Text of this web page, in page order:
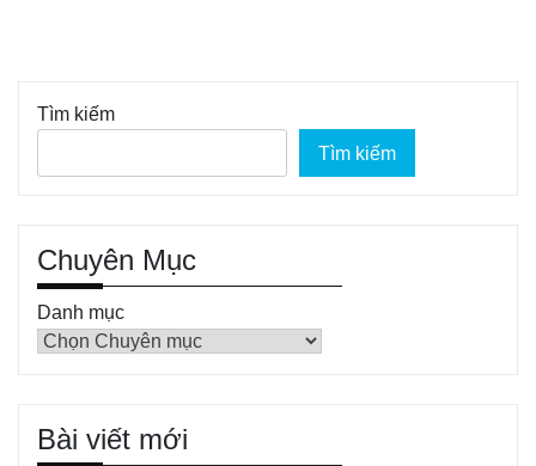
Tìm kiếm
Tìm kiếm
Chuyên Mục
Danh mục
Bài viết mới